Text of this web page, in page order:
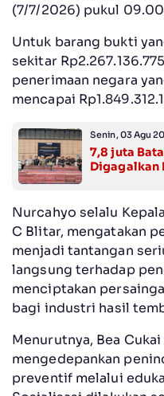
(7/7/2026) pukul
Untuk barang bukti
sekitar
penerimaan negara
mencapai
Senin, 03 Agu
7,8 juta
Digagalkan
Nurcahyo selalu
C Blitar, mengatakan
menjadi tantangan
langsung terhadap
menciptakan
bagi industri hasil
Menurutnya, Bea
mengedepankan
preventif melalui